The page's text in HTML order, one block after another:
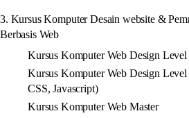
3. Kursus Komputer Desain website &
Berbasis Web
Kursus Komputer Web Design Level
Kursus Komputer Web Design Level
CSS, Javascript)
Kursus Komputer Web Master